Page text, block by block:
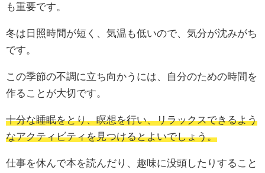
も重要です。
冬は日照時間が短く、気温も低いので、気分が沈みがち
です。
この季節の不調に立ち向かうには、自分のための時間を
作ることが大切です。
十分な睡眠をとり、瞑想を行い、リラックスできるよう
なアクティビティを見つけるとよいでしょう。
仕事を休んで本を読んだり、趣味に没頭したりすること